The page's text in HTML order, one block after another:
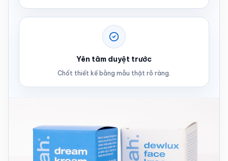
Yên tâm duyệt trước
Chốt thiết kế bằng mẫu thật rõ ràng.